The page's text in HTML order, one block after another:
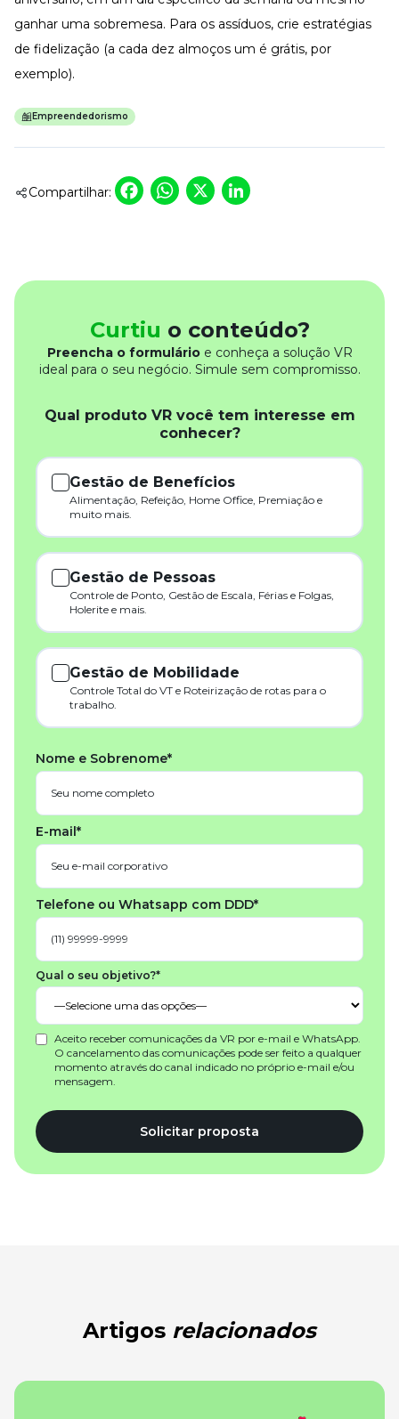
ganhar uma sobremesa. Para os assíduos, crie estratégias
de fidelização (a cada dez almoços um é grátis, por
exemplo).
Empreendedorismo
Compartilhar: Facebook
WhatsApp
X
Curtiu o conteúdo?
Preencha o formulárioe conheça a solução VR
ideal para o seu negócio. Simule sem compromisso.
Qual produto VR você tem interesse em
conhecer?
Gestão de Benefícios
Alimentação, Refeição, Home Office, Premiação e
muito mais.
Gestão de Pessoas
Controle de Ponto, Gestão de Escala, Férias e Folgas,
Holerite e mais.
Gestão de Mobilidade
Controle Total do VT e Roteirização de rotas para o
trabalho.
Nome e Sobrenome*
E-mail*
Telefone ou Whatsapp com DDD*
Qual o seu objetivo?*
Aceito receber comunicações da VR por e-mail e WhatsApp.
O cancelamento das comunicações pode ser feito a qualquer
momento através do canal indicado no próprio e-mail e/ou
mensagem.
Solicitar proposta
Artigos relacionados